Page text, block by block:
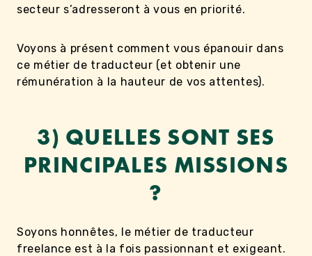
secteur s’adresseront à vous en priorité.
Voyons à présent comment vous épanouir dans
ce métier de traducteur (et obtenir une
rémunération à la hauteur de vos attentes).
3) QUELLES SONT SES
PRINCIPALES MISSIONS
?
Soyons honnêtes, le métier de traducteur
freelance est à la fois passionnant et exigeant.